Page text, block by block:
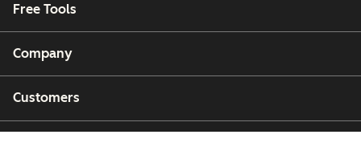
Free Tools
Company
Customers